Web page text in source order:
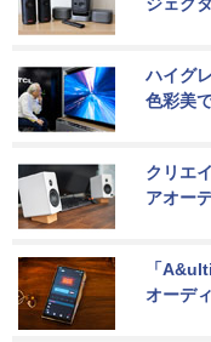
ハイグ
色彩美
クリエ
アオー
「
オーデ